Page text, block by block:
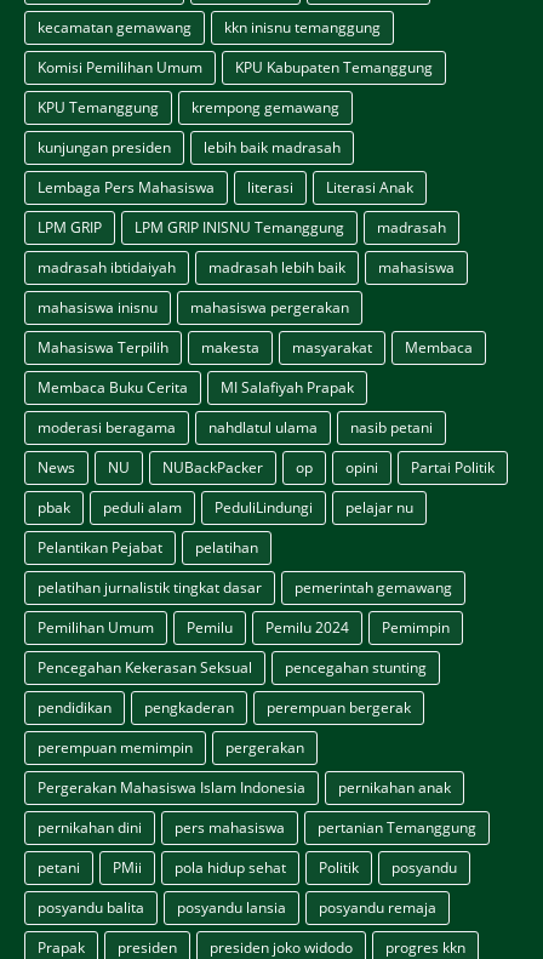
kecamatan gemawang
kkn inisnu temanggung
Komisi Pemilihan Umum
KPU Kabupaten Temanggung
KPU Temanggung
krempong gemawang
kunjungan presiden
lebih baik madrasah
Lembaga Pers Mahasiswa
literasi
Literasi Anak
LPM GRIP
LPM GRIP INISNU Temanggung
madrasah
madrasah ibtidaiyah
madrasah lebih baik
mahasiswa
mahasiswa inisnu
mahasiswa pergerakan
Mahasiswa Terpilih
makesta masyarakat
Membaca
Membaca Buku Cerita
MI Salafiyah Prapak
moderasi beragama
nahdlatul ulama
nasib petani
News
NU NUBackPacker op opini
Partai Politik
pbak
peduli alam PeduliLindungi
pelajar nu
Pelantikan Pejabat
pelatihan
pelatihan jurnalistik tingkat dasar
pemerintah gemawang
Pemilihan Umum
Pemilu Pemilu 2024
Pemimpin
Pencegahan Kekerasan Seksual
pencegahan stunting
pendidikan
pengkaderan
perempuan bergerak
perempuan memimpin
pergerakan
Pergerakan Mahasiswa Islam Indonesia
pernikahan anak
pernikahan dini
pers mahasiswa
pertanian Temanggung
petani
PMii pola hidup sehat Politik
posyandu
posyandu balita
posyandu lansia
posyandu remaja
Prapak
presiden presiden joko widodo
progres kkn